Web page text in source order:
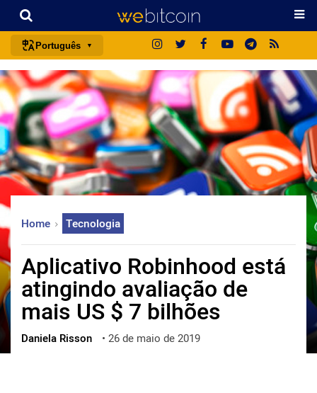
Português
português (BR)
english
español
français
italiano
deutsch
中文
한국어
العربية
ไทย
ქართული
Home Tecnologia
Aplicativo Robinhood está
atingindo avaliação de
mais US $ 7 bilhões
Daniela Risson • 26 de maio de 2019